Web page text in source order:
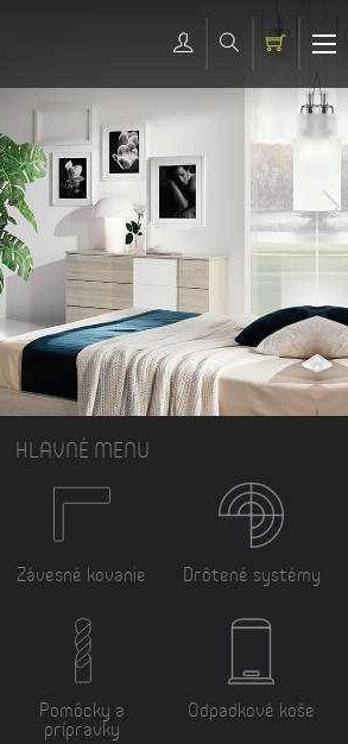
HLAVNÉ MENU
Závesné kovanie
Pomôcky a
prípravky
Drôtené systémy
Odpadkové koše